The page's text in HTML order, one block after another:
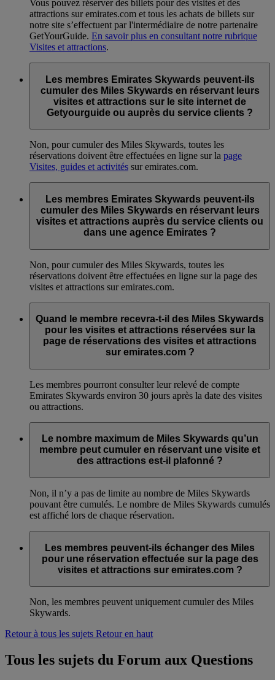
Vous pouvez réserver des billets pour des visites et des
attractions sur emirates.com et tous les achats de billets sur
notre site s’effectuent par l'intermédiaire de notre partenaire
GetYourGuide. En savoir plus en consultant notre rubrique
Visites et attractions.
Les membres Emirates Skywards peuvent-ils
cumuler des Miles Skywards en réservant leurs
visites et attractions sur le site internet de
Getyourguide ou auprès du service clients ?
Non, pour cumuler des Miles Skywards, toutes les
réservations doivent être effectuées en ligne sur la page
Visites, guides et activités sur emirates.com.
Les membres Emirates Skywards peuvent-ils
cumuler des Miles Skywards en réservant leurs
visites et attractions auprès du service clients ou
dans une agence Emirates ?
Non, pour cumuler des Miles Skywards, toutes les
réservations doivent être effectuées en ligne sur la page des
visites et attractions sur emirates.com.
Quand le membre recevra-t-il des Miles Skywards
pour les visites et attractions réservées sur la
page de réservations des visites et attractions
sur emirates.com ?
Les membres pourront consulter leur relevé de compte
Emirates Skywards environ 30 jours après la date des visites
ou attractions.
Le nombre maximum de Miles Skywards qu’un
membre peut cumuler en réservant une visite et
des attractions est-il plafonné ?
Non, il n’y a pas de limite au nombre de Miles Skywards
pouvant être cumulés. Le nombre de Miles Skywards cumulés
est affiché lors de chaque réservation.
Les membres peuvent-ils échanger des Miles
pour une réservation effectuée sur la page des
visites et attractions sur emirates.com ?
Non, les membres peuvent uniquement cumuler des Miles
Skywards.
Retour à tous les sujets Retour en haut
Tous les sujets du Forum aux Questions